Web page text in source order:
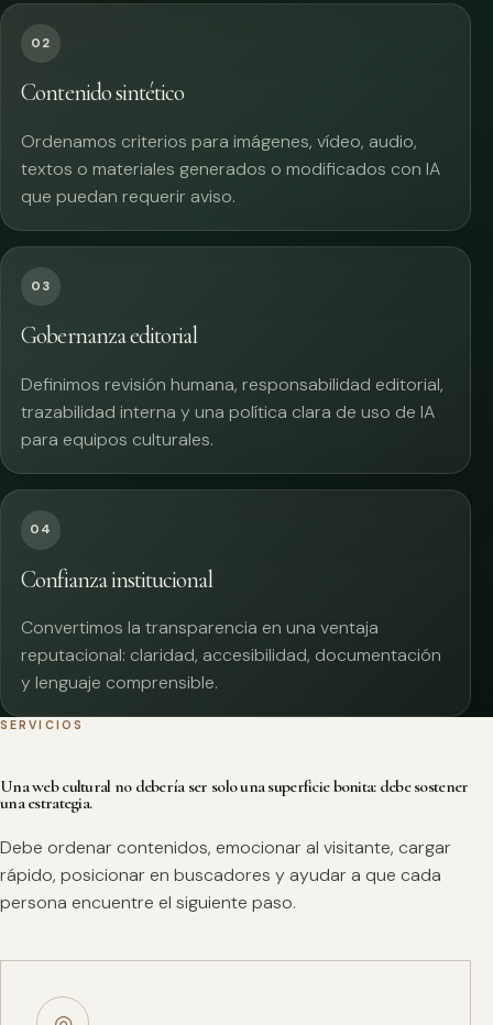
02
Contenido sintético
Ordenamos criterios para imágenes, vídeo, audio,
textos o materiales generados o modificados con IA
que puedan requerir aviso.
03
Gobernanza editorial
Definimos revisión humana, responsabilidad editorial,
trazabilidad interna y una política clara de uso de IA
para equipos culturales.
04
Confianza institucional
Convertimos la transparencia en una ventaja
reputacional: claridad, accesibilidad, documentación
y lenguaje comprensible.
SERVICIOS
Una web cultural no debería ser solo una superficie bonita: debe sostener
una estrategia.
Debe ordenar contenidos, emocionar al visitante, cargar
rápido, posicionar en buscadores y ayudar a que cada
persona encuentre el siguiente paso.